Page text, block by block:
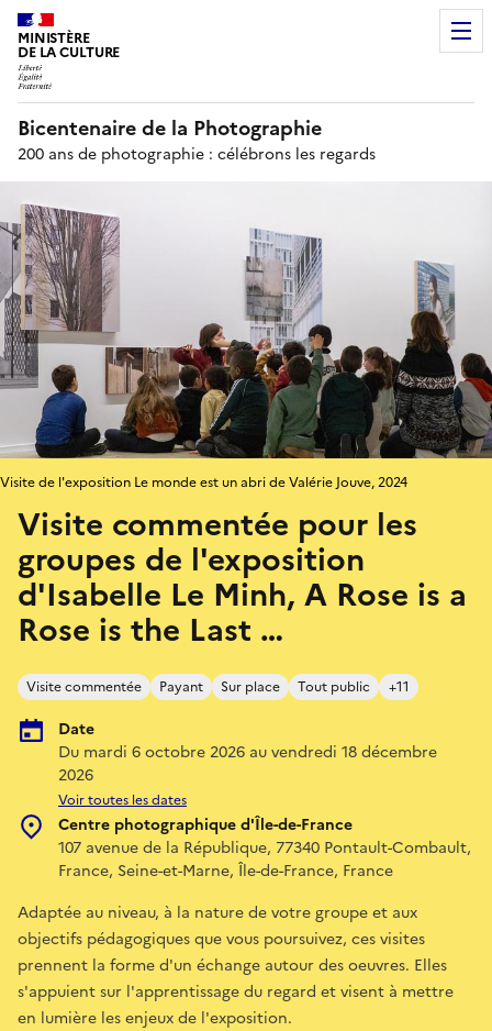
MINISTÈRE
DE LA CULTURE
Bicentenaire de la Photographie
200 ans de photographie : célébrons les regards
Visite commentée pour les
groupes de l'exposition
d'Isabelle Le Minh, A Rose is a
Rose is the Last …
Visite commentée Payant Sur place Tout public +11
Date
Du mardi 6 octobre 2026 au vendredi 18 décembre
2026
Voir toutes les dates
Centre photographique d'Île-de-France
107 avenue de la République, 77340 Pontault-Combault,
France, Seine-et-Marne, Île-de-France, France
Visite de l'exposition Le monde est un abri de Valérie Jouve, 2024
Adaptée au niveau, à la nature de votre groupe et aux
objectifs pédagogiques que vous poursuivez, ces visites
prennent la forme d'un échange autour des oeuvres. Elles
s'appuient sur l'apprentissage du regard et visent à mettre
en lumière les enjeux de l'exposition.